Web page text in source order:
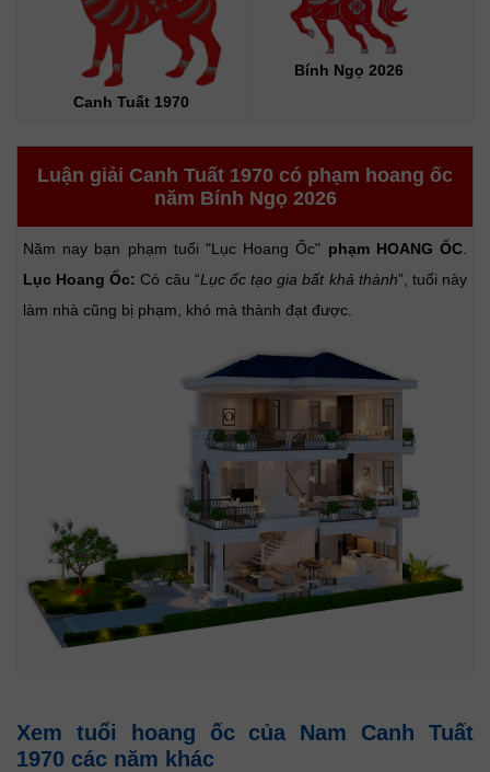
Canh Tuất 1970
Bính Ngọ 2026
Luận giải Canh Tuất 1970 có phạm hoang ốc
năm Bính Ngọ 2026
Năm nay bạn phạm tuổi "Lục Hoang Ốc" phạm HOANG ỐC
Lục Hoang Ốc: Có câu “Lục ốc tạo gia bất khả thành”, tuổi này
làm nhà cũng bị phạm, khó mà thành đạt được.
Xem tuổi hoang ốc của Nam Canh Tuất
1970 các năm khác